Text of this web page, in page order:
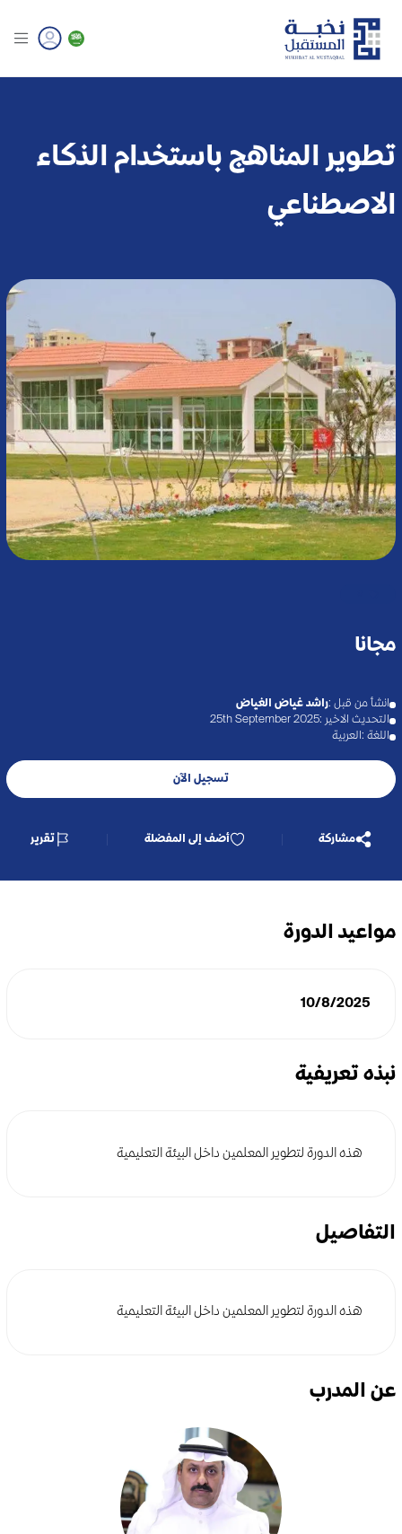
تطوير المناهج باستخدام الذكاء
الاصطناعي
مجانا
انشأ من قبل :راشد غياض الغياض
التحديث الاخير :25th September 2025
اللغة :العربية
تسجيل الآن
مشاركة أضف إلى المفضلة تقرير
مواعيد الدورة
10/8/2025
نبذه تعريفية
هذه الدورة لتطوير المعلمين داخل البيئة التعليمية
التفاصيل
هذه الدورة لتطوير المعلمين داخل البيئة التعليمية
عن المدرب